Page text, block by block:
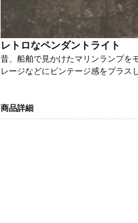
レトロなペンダントライト
昔、船舶で見かけたマリンランプを
レージなどにビンテージ感をプラス
商品詳細